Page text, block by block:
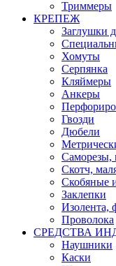
Триммеры
КРЕПЕЖ
Заглушки
Хомуты
Серпянка
Кляймеры
Анкеры
Гвозди
Дюбели
Скотч,
Скобяные
Заклепки
Изолента,
Проволока
СРЕДСТВА
Наушники
Каски